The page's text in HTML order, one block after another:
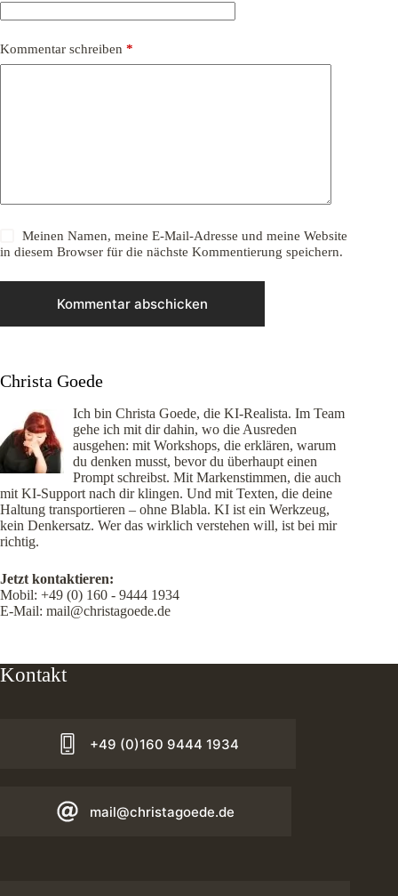
Kommentar schreiben *
Meinen Namen, meine E-Mail-Adresse und meine Website
in diesem Browser für die nächste Kommentierung speichern.
Kommentar abschicken
Christa Goede
Ich bin Christa Goede, die KI-Realista. Im Team
gehe ich mit dir dahin, wo die Ausreden
ausgehen: mit Workshops, die erklären, warum
du denken musst, bevor du überhaupt einen
Prompt schreibst. Mit Markenstimmen, die auch
mit KI-Support nach dir klingen. Und mit Texten, die deine
Haltung transportieren – ohne Blabla. KI ist ein Werkzeug,
kein Denkersatz. Wer das wirklich verstehen will, ist bei mir
richtig.
Jetzt kontaktieren:
Mobil: +49 (0) 160 - 9444 1934
E-Mail: mail@christagoede.de
Kontakt
+49 (0)160 9444 1934
mail@christagoede.de